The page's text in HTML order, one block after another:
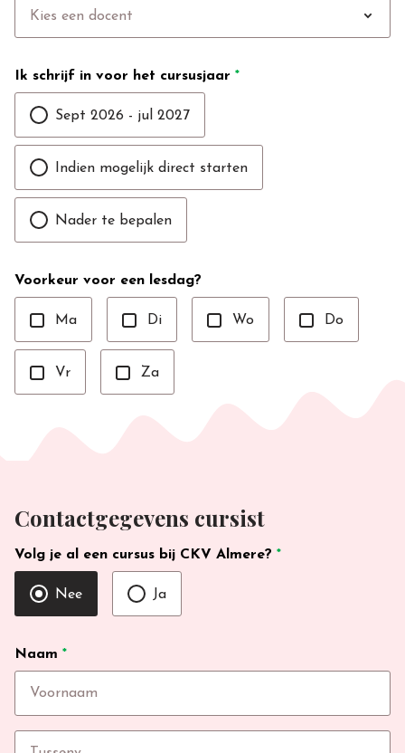
Kies een docent expand_more
Ik schrijf in voor het cursusjaar *
Sept 2026 - jul 2027
Indien mogelijk direct starten
Nader te bepalen
Voorkeur voor een lesdag?
Ma Di Wo Do
Vr Za
Contactgegevens cursist
Volg je al een cursus bij CKV Almere? *
Nee Ja
Naam *